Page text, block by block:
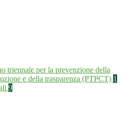
triennale per la prevenzione della
e della trasparenza (PTPCT) 1
9